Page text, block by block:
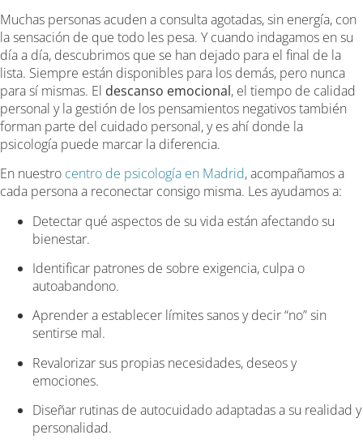
Muchas personas acuden a consulta agotadas, sin energía, con
la sensación de que todo les pesa. Y cuando indagamos en su
día a día, descubrimos que se han dejado para el final de la
lista. Siempre están disponibles para los demás, pero nunca
para sí mismas. El descanso emocional, el tiempo de calidad
personal y la gestión de los pensamientos negativos también
forman parte del cuidado personal, y es ahí donde la
psicología puede marcar la diferencia.
En nuestro centro de psicología en Madrid, acompañamos a
cada persona a reconectar consigo misma. Les ayudamos a:
Detectar qué aspectos de su vida están afectando su
bienestar.
Identificar patrones de sobre exigencia, culpa o
autoabandono.
Aprender a establecer límites sanos y decir “no” sin
sentirse mal.
Revalorizar sus propias necesidades, deseos y
emociones.
Diseñar rutinas de autocuidado adaptadas a su realidad y
personalidad.